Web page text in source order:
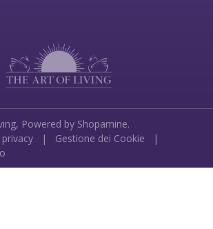
Powered by Shopamine.
| Gestione dei Cookie |